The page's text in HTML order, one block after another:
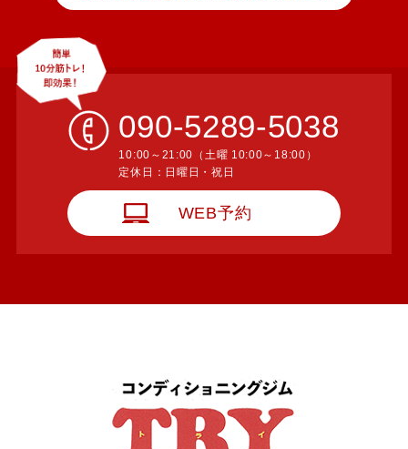
090-5289-5038
10:00～21:00（土曜 10:00～18:00）
​​​​​​​定休日：日曜日・祝日
WEB予約